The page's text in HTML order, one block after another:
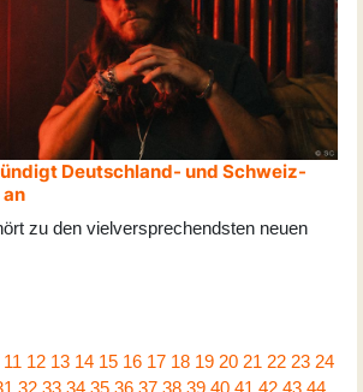
Deutschland- und Schweiz-
zu den vielversprechendsten neuen
11 12 13 14 15 16 17 18 19 20 21 22 23 24